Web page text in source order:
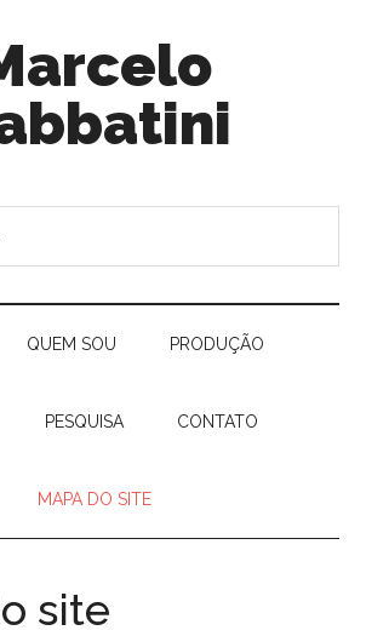
QUEM SOU PRODUÇÃO
PESQUISA CONTATO
MAPA DO SITE
site